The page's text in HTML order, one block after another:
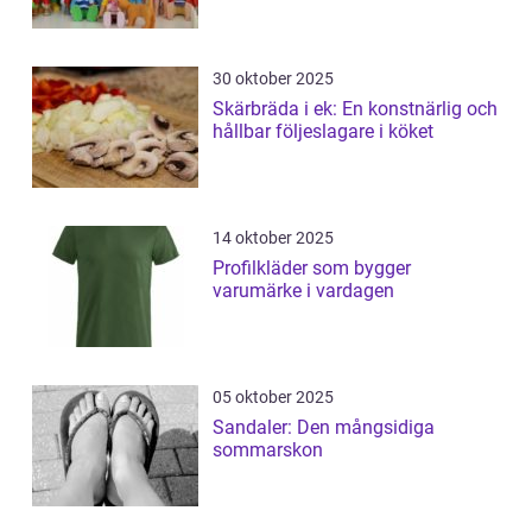
30 oktober 2025
Skärbräda i ek: En konstnärlig och
hållbar följeslagare i köket
14 oktober 2025
Profilkläder som bygger
varumärke i vardagen
05 oktober 2025
Sandaler: Den mångsidiga
sommarskon